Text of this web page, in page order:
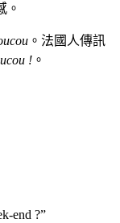
。
。法國人傳訊
! 。
end ?”